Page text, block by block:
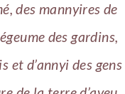
des mannyires de
des gardins,
et d’annyi des gens